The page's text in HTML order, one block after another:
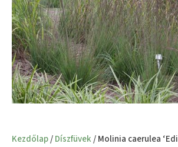
Kezdőlap/Díszfüvek/ Molinia caerulea